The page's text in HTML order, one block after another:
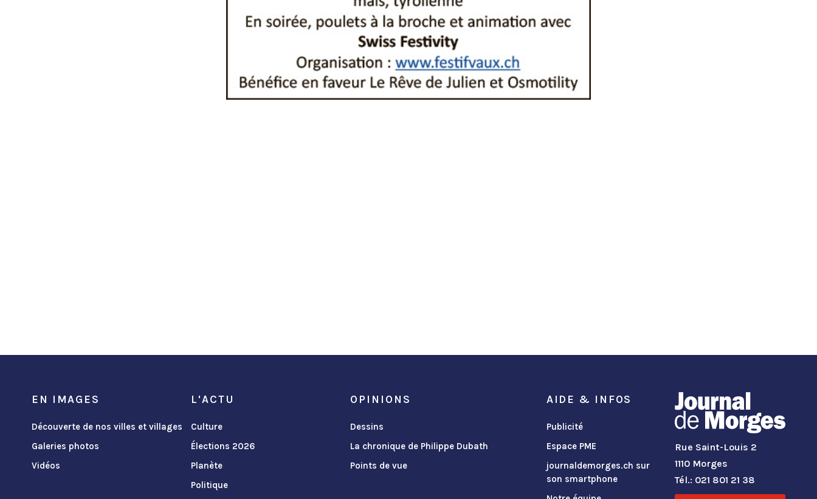
EN IMAGES
Découverte de nos villes et villages
Galeries photos
Vidéos
L'ACTU
Culture
Élections 2026
Planète
Politique
OPINIONS
Dessins
La chronique de Philippe Dubath
Points de vue
AIDE & INFOS
Publicité
Espace PME
journaldemorges.ch sur
son smartphone
Rue Saint-Louis 2
1110 Morges
Tél.: 021 801 21 38